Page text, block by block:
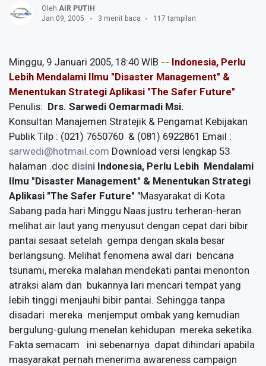
Oleh AIR PUTIH
Jan 09, 2005
3 menit baca 117 tampilan
Minggu, 9 Januari 2005, 18:40 WIB -- Indonesia, Perlu
Lebih Mendalami Ilmu "Disaster Management" &
Menentukan Strategi Aplikasi "The Safer Future"
Penulis: Drs. Sarwedi Oemarmadi Msi.
Konsultan Manajemen Stratejik & Pengamat Kebijakan
Publik Tilp : (021) 7650760 & (081) 6922861 Email :
sarwedi@hotmail.com Download versi lengkap 53
halaman .doc disini Indonesia, Perlu Lebih Mendalami
Ilmu "Disaster Management" & Menentukan Strategi
Aplikasi "The Safer Future" "Masyarakat di Kota
Sabang pada hari Minggu Naas justru terheran-heran
melihat air laut yang menyusut dengan cepat dari bibir
pantai sesaat setelah gempa dengan skala besar
berlangsung. Melihat fenomena awal dari bencana
tsunami, mereka malahan mendekati pantai menonton
atraksi alam dan bukannya lari mencari tempat yang
lebih tinggi menjauhi bibir pantai. Sehingga tanpa
disadari mereka menjemput ombak yang kemudian
bergulung-gulung menelan kehidupan mereka seketika.
Fakta semacam ini sebenarnya dapat dihindari apabila
masyarakat pernah menerima awareness campaign